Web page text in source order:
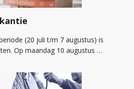
(20 juli t/m 7 augustus) is
Op maandag 10 augustus …